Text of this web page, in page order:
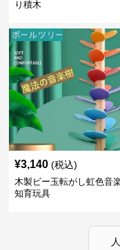
り積木
¥3,140 (税込)
木製ビー玉転がし虹色音
知育玩具